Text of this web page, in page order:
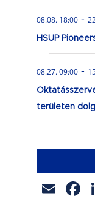
08.08. 18:00 -
HSUP
08.27. 09:00 -
területen